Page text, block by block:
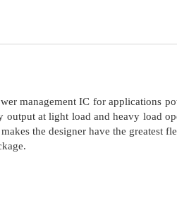
management IC for applications
at light load and heavy load
the designer have the